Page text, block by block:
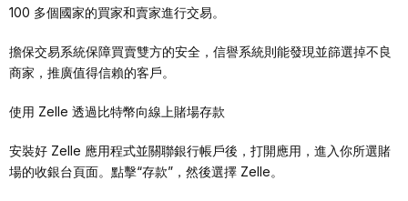
100 多個國家的買家和賣家進行交易。
擔保交易系統保障買賣雙方的安全，信譽系統則能發現並篩選掉不良
商家，推廣值得信賴的客戶。
使用 Zelle 透過比特幣向線上賭場存款
安裝好 Zelle 應用程式並關聯銀行帳戶後，打開應用，進入你所選賭
場的收銀台頁面。點擊“存款”，然後選擇 Zelle。